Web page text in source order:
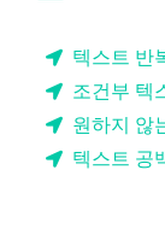
텍스트 반
조건부 텍
원하지 않
텍스트 공